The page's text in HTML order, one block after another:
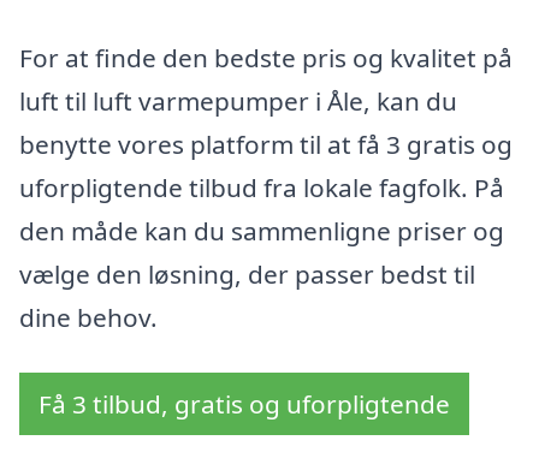
For at finde den bedste pris og kvalitet på
luft til luft varmepumper i Åle, kan du
benytte vores platform til at få 3 gratis og
uforpligtende tilbud fra lokale fagfolk. På
den måde kan du sammenligne priser og
vælge den løsning, der passer bedst til
dine behov.
Få 3 tilbud, gratis og uforpligtende